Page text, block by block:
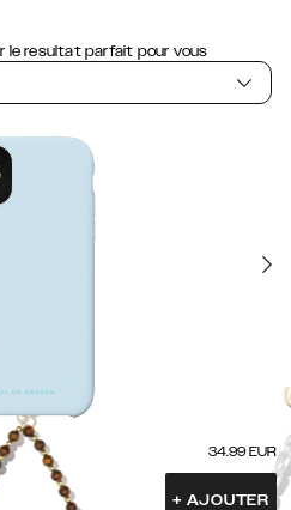
le resultat parfait pour vous
34.99 EUR
+ AJOUTER